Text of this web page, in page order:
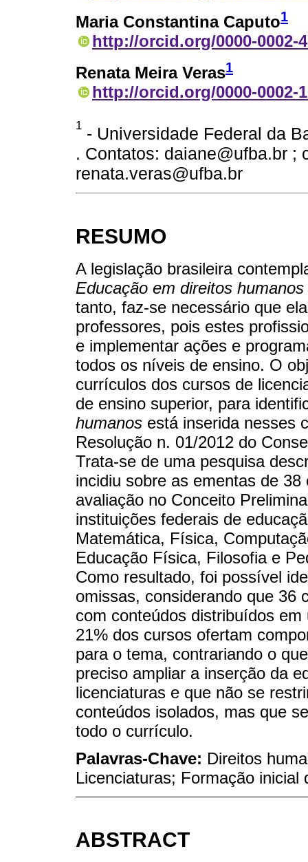
Maria Constantina Caputo1
http://orcid.org/0000-0002-
Renata Meira Veras1
http://orcid.org/0000-0002-
1 - Universidade Federal da
. Contatos: daiane@ufba.br ;
renata.veras@ufba.br
RESUMO
A legislação brasileira
Educação em direitos humanos
tanto, faz-se necessário que
professores, pois estes
e implementar ações e
todos os níveis de ensino. O
currículos dos cursos de
de ensino superior, para
humanos está inserida nesses
Resolução n. 01/2012 do
Trata-se de uma pesquisa
incidiu sobre as ementas de
avaliação no Conceito
instituições federais de
Matemática, Física,
Educação Física, Filosofia e
Como resultado, foi possível
omissas, considerando que 36
com conteúdos distribuídos
21% dos cursos ofertam
para o tema, contrariando o
preciso ampliar a inserção da
licenciaturas e que não se
conteúdos isolados, mas que
todo o currículo.
Palavras-Chave: Direitos
Licenciaturas; Formação inicial
ABSTRACT